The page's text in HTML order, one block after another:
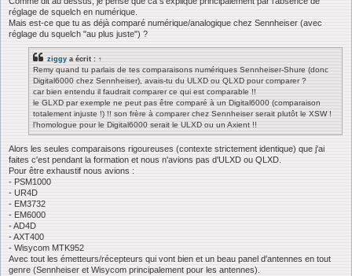
réglage de squelch en numérique.
Mais est-ce que tu as déjà comparé numérique/analogique chez Sennheiser (avec
réglage du squelch "au plus juste") ?
ziggy a écrit : ↑
Remy quand tu parlais de tes comparaisons numériques Sennheiser-Shure (donc
Digital6000 chez Sennheiser), avais-tu du ULXD ou QLXD pour comparer ?
car bien entendu il faudrait comparer ce qui est comparable !!
le GLXD par exemple ne peut pas être comparé à un Digital6000 (comparaison
totalement injuste !) !! son frère à comparer chez Sennheiser serait plutôt le XSW !
l'homologue pour le Digital6000 serait le ULXD ou un Axient !!
Alors les seules comparaisons rigoureuses (contexte strictement identique) que j'ai
faites c'est pendant la formation et nous n'avions pas d'ULXD ou QLXD.
Pour être exhaustif nous avions :
- PSM1000
- UR4D
- EM3732
- EM6000
- AD4D
- AXT400
- Wisycom MTK952
Avec tout les émetteurs/récepteurs qui vont bien et un beau panel d'antennes en tout
genre (Sennheiser et Wisycom principalement pour les antennes).